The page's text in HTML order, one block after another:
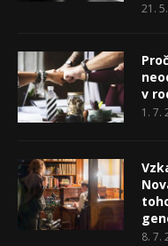
21.
v
1. 7.
8. 7.